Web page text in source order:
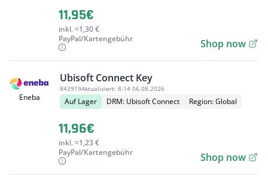
11,95€
inkl. ≈1,30 €
PayPal/Kartengebühr
Shop now
Eneba
Ubisoft Connect Key
843919Aktualisiert: 8:14 06.08.2026
Auf Lager DRM: Ubisoft Connect Region: Global
11,96€
inkl. ≈1,23 €
PayPal/Kartengebühr
Shop now